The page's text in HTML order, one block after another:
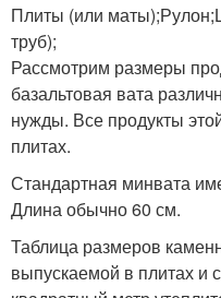
Плиты (или
труб);
Рассмотрим размеры
базальтовая вата
нужды. Все продукты
плитах.
Стандартная минвата
Длина обычно 60 см.
Таблица размеров
выпускаемой в плитах и